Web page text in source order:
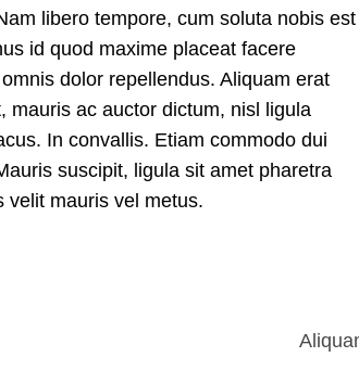
libero tempore, cum soluta nobis est
id quod maxime placeat facere
dolor repellendus. Aliquam erat
mauris ac auctor dictum, nisl ligula
In convallis. Etiam commodo dui
suscipit, ligula sit amet pharetra
velit mauris vel metus.